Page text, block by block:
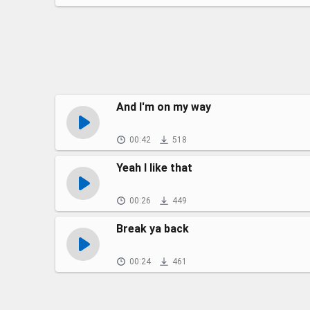
And I'm on my way
00:42 518
Yeah I like that
00:26 449
Break ya back
00:24 461